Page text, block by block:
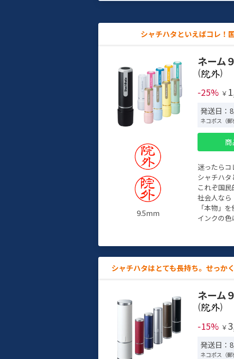
シャチハタといえばコレ！
9.5mm
ネーム９
(
)
-25% ￥
発送日：
ネコポス（郵
迷ったらコ
シャチハタ
これぞ国民
社会人なら
「本物」
インクの色
シャチハタはとても長持ち。せっか
ネーム
(
)
-15% ￥
発送日：
ネコポス（郵